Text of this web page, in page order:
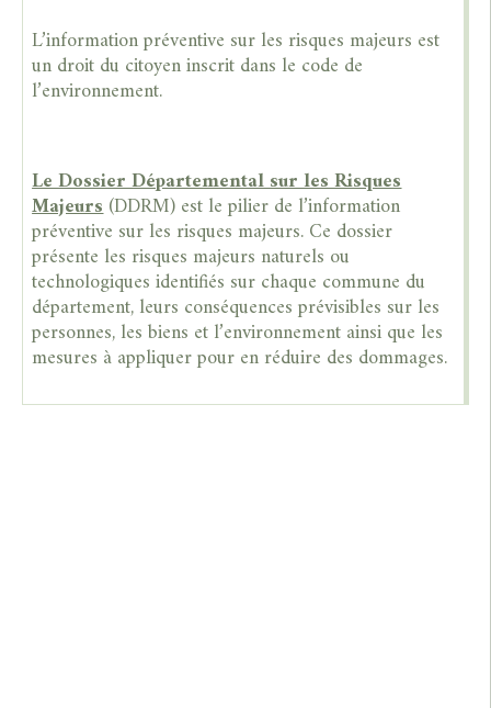
L’information préventive sur les risques majeurs est
un droit du citoyen inscrit dans le code de
l’environnement.
Le Dossier Départemental sur les Risques
Majeurs(DDRM) est le pilier de l’information
préventive sur les risques majeurs. Ce dossier
présente les risques majeurs naturels ou
technologiques identifiés sur chaque commune du
département, leurs conséquences prévisibles sur les
personnes, les biens et l’environnement ainsi que les
mesures à appliquer pour en réduire des dommages.